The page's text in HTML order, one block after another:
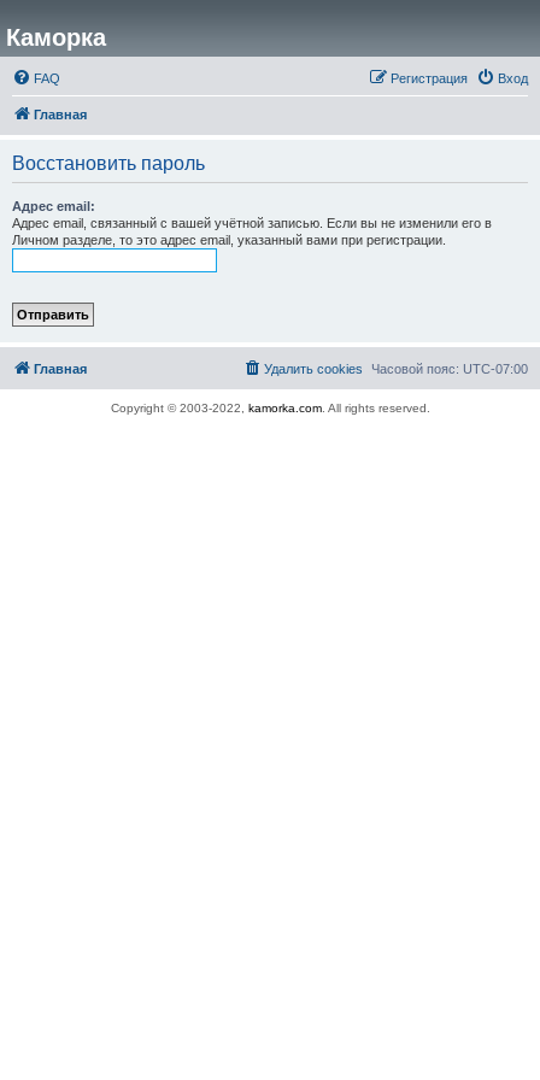
Каморка
FAQ Вход
Регистрация
Главная
Восстановить пароль
Адрес email:
Адрес email, связанный с вашей учётной записью. Если вы не изменили его в
Личном разделе, то это адрес email, указанный вами при регистрации.
Главная Часовой пояс: UTC-07:00
Удалить cookies
Copyright © 2003-2022, kamorka.com. All rights reserved.